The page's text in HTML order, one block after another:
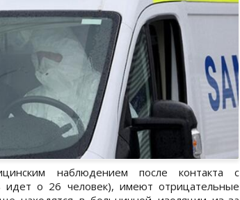
наблюдением после контакта с
идет о 26 человек), имеют отрицательные